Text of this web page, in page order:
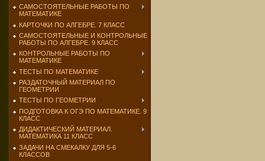
САМОСТОЯТЕЛЬНЫЕ РАБОТЫ ПО
МАТЕМАТИКЕ
КАРТОЧКИ ПО АЛГЕБРЕ. 7 КЛАСС
САМОСТОЯТЕЛЬНЫЕ И КОНТРОЛЬНЫЕ
РАБОТЫ ПО АЛГЕБРЕ. 9 КЛАСС
КОНТРОЛЬНЫЕ РАБОТЫ ПО
МАТЕМАТИКЕ
ТЕСТЫ ПО МАТЕМАТИКЕ
РАЗДАТОЧНЫЙ МАТЕРИАЛ ПО
ГЕОМЕТРИИ
ТЕСТЫ ПО ГЕОМЕТРИИ
ПОДГОТОВКА К ОГЭ ПО МАТЕМАТИКЕ. 9
КЛАСС
ДИДАКТИЧЕСКИЙ МАТЕРИАЛ.
МАТЕМАТИКА 11 КЛАСС
ЗАДАЧИ НА СМЕКАЛКУ ДЛЯ 5-6
КЛАССОВ